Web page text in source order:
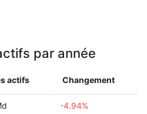
par année
actifs Changement
-4.94%